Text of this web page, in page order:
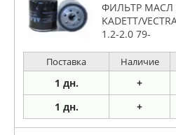
ФИЛЬТР МАСЛ
KADETT/
1.2-2.0 79-
Поставка Наличие
1 дн. +
1 дн. +